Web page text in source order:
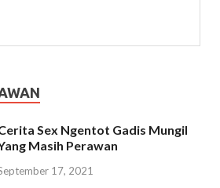
Sex Ngentot Gadis Mungil
Masih Perawan
17, 2021